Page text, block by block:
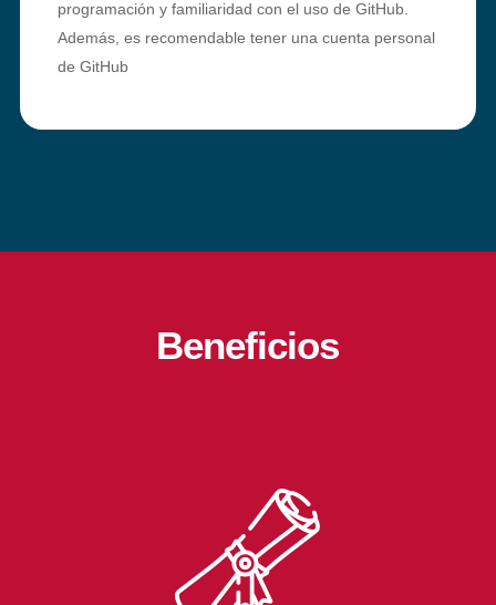
programación y familiaridad con el uso de GitHub.
Además, es recomendable tener una cuenta personal
de GitHub
Beneficios